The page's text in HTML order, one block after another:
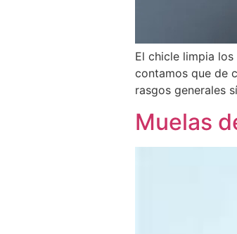
El chicle limpia
contamos que de
rasgos generales
Muelas